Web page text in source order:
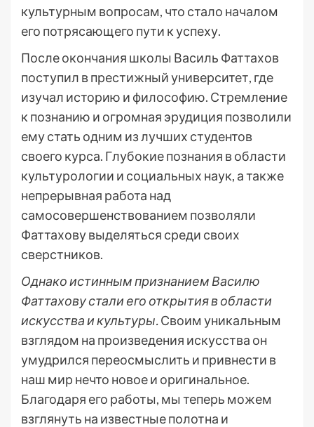
культурным вопросам, что стало началом
его потрясающего пути к успеху.
После окончания школы Василь Фаттахов
поступил в престижный университет, где
изучал историю и философию. Стремление
к познанию и огромная эрудиция позволили
ему стать одним из лучших студентов
своего курса. Глубокие познания в области
культурологии и социальных наук, а также
непрерывная работа над
самосовершенствованием позволяли
Фаттахову выделяться среди своих
сверстников.
Однако истинным признанием Василю
Фаттахову стали его открытия в области
искусства и культуры.Своим уникальным
взглядом на произведения искусства он
умудрился переосмыслить и привнести в
наш мир нечто новое и оригинальное.
Благодаря его работы, мы теперь можем
взглянуть на известные полотна и